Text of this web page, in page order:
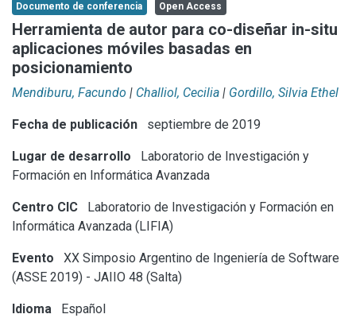
Aportar material
Statistics
Documento de conferencia Open Access
Herramienta de autor para co-diseñar in-situ
aplicaciones móviles basadas en
posicionamiento
Mendiburu, Facundo | Challiol, Cecilia | Gordillo, Silvia Ethel
Fecha de publicación septiembre de 2019
Lugar de desarrollo
Laboratorio de Investigación y
Formación en Informática Avanzada
Centro CIC
Laboratorio de Investigación y Formación en
Informática Avanzada (LIFIA)
Evento
XX Simposio Argentino de Ingeniería de Software
(ASSE 2019) - JAIIO 48 (Salta)
Idioma Español